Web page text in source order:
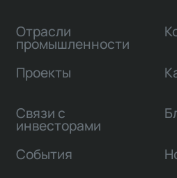
Отрасли
промышленности
Проекты
Связи с
инвесторами
События